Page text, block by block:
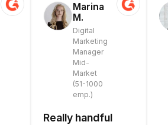
Marina
M.
Digital
Marketing
Manager
Mid-
Market
(51-1000
emp.)
Really handful